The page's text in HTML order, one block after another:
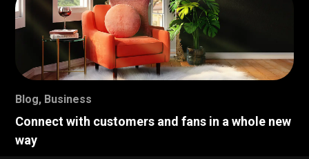
Blog, Business
Connect with customers and fans in a whole new
way